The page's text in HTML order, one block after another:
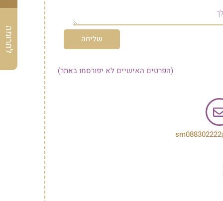
שליחה
(הפרטים האישיים לא יפורסמו באתר)
לתרומה